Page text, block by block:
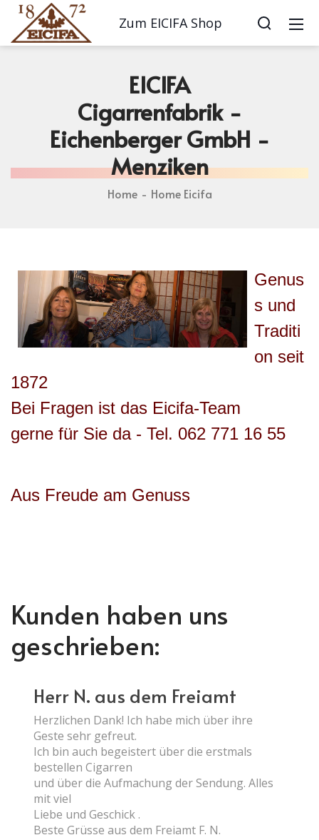
Zum EICIFA Shop
EICIFA
Cigarrenfabrik -
Eichenberger GmbH -
Menziken
Home Home Eicifa
Genus
s und
Traditi
on seit
1872
Bei Fragen ist das Eicifa-Team
gerne für Sie da - Tel. 062 771 16 55
Aus Freude am Genuss
Kunden haben uns
geschrieben:
Herr N. aus dem Freiamt
Herzlichen Dank! Ich habe mich über ihre
Geste sehr gefreut.
Ich bin auch begeistert über die erstmals
bestellen Cigarren
und über die Aufmachung der Sendung. Alles
mit viel
Liebe und Geschick .
Beste Grüsse aus dem Freiamt F. N.